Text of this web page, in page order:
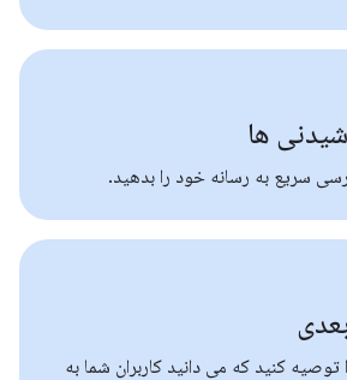
ها
سریع به رسانه خود را بدهید.
توصیه کنید که می دانید کاربران شما به